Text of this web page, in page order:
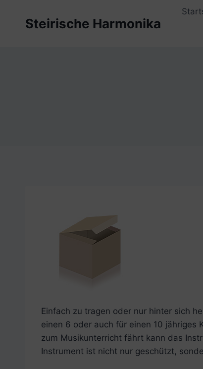
Steirische Harmonika
Einfach zu tragen oder nur hinter sich
einen 6 oder auch für einen 10 jähriges
zum Musikunterricht fährt kann das
Instrument ist nicht nur geschützt,